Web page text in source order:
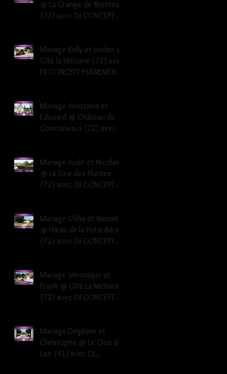
@ La Grange de Bresteau
(72) avec DJ CONCEPT
Mariage Kelly et Jordan @
Gîte la Métairie (72) avec
DJ CONCEPT EVENEMENTS
Mariage Anastasia et
Edouard @ Château de
Courtanvaux (72) avec DJ
Mariage Aude et Nicolas
@ La Tour des Plantes
(72) avec DJ CONCEPT
Mariage Clélia et Benoit
@ Haras de la Potardière
(72) avec DJ CONCEPT
Mariage Véronique et
Frank @ Gîte La Métairie
(72) avec DJ CONCEPT
Mariage Delphine et
Christophe @ Le Clos du
Loir (41) avec DJ